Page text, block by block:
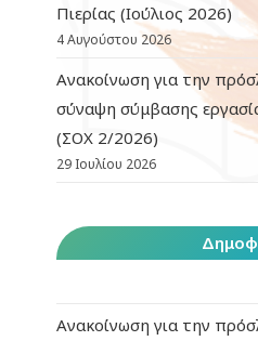
Πιερίας (Ιούλιος 2026)
4 Αυγούστου 2026
Ανακοίνωση για την
σύναψη σύμβασης
(ΣΟΧ 2/2026)
29 Ιουλίου 2026
Ανακοίνωση για την